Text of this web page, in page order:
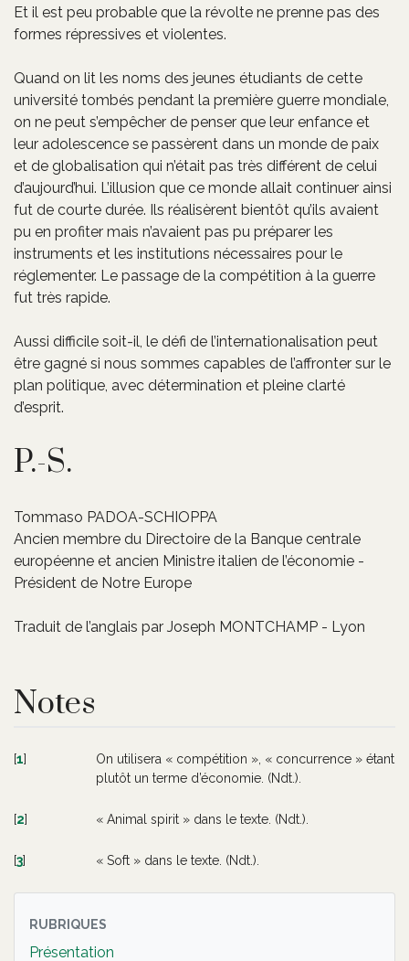
Et il est peu probable que la révolte ne prenne pas des
formes répressives et violentes.
Quand on lit les noms des jeunes étudiants de cette
université tombés pendant la première guerre mondiale,
on ne peut s’empêcher de penser que leur enfance et
leur adolescence se passèrent dans un monde de paix
et de globalisation qui n’était pas très différent de celui
d’aujourd’hui. L’illusion que ce monde allait continuer ainsi
fut de courte durée. Ils réalisèrent bientôt qu’ils avaient
pu en profiter mais n’avaient pas pu préparer les
instruments et les institutions nécessaires pour le
réglementer. Le passage de la compétition à la guerre
fut très rapide.
Aussi difficile soit-il, le défi de l’internationalisation peut
être gagné si nous sommes capables de l’affronter sur le
plan politique, avec détermination et pleine clarté
d’esprit.
P.-S.
Tommaso PADOA-SCHIOPPA
Ancien membre du Directoire de la Banque centrale
européenne et ancien Ministre italien de l’économie -
Président de Notre Europe
Traduit de l’anglais par Joseph MONTCHAMP - Lyon
Notes
[1]
On utilisera « compétition », « concurrence » étant
plutôt un terme d’économie. (Ndt.).
[2] « Animal spirit » dans le texte. (Ndt.).
[3] « Soft » dans le texte. (Ndt.).
RUBRIQUES
Présentation